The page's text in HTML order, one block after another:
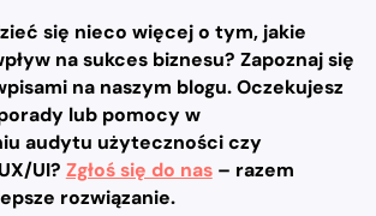
się nieco więcej o tym, jakie
na sukces biznesu? Zapoznaj się
na naszym blogu. Oczekujesz
lub pomocy w
audytu użyteczności czy
UI? Zgłoś się do nas– razem
rozwiązanie.